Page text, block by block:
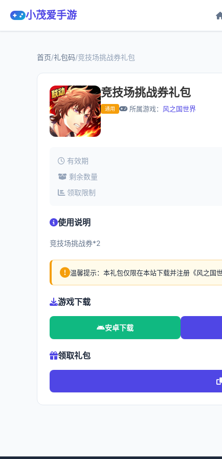
小茂爱手游
首页/礼包码/竞技场挑战券礼包
竞技场挑战券礼包
通用 所属游戏： 风之国世界
有效期
剩余数量
领取限制
使用说明
竞技场挑战券*2
温馨提示：本礼包仅限在本站下载并注册《风之国
游戏下载
安卓下载
领取礼包